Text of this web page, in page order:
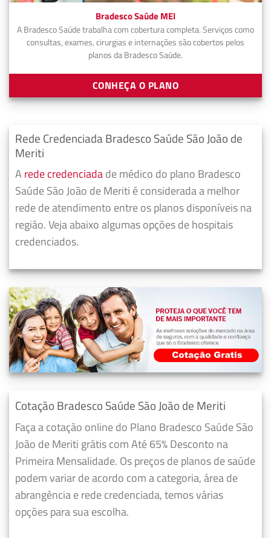
Bradesco Saúde MEI
A Bradesco Saúde trabalha com cobertura completa. Serviços como
consultas, exames, cirurgias e internações são cobertos pelos
planos da Bradesco Saúde.
CONHEÇA O PLANO
Rede Credenciada Bradesco Saúde São João de
Meriti
A rede credenciadade médico do plano Bradesco
Saúde São João de Meriti é considerada a melhor
rede de atendimento entre os planos disponíveis na
região. Veja abaixo algumas opções de hospitais
credenciados.
Cotação Bradesco Saúde São João de Meriti
Faça a cotação online do Plano Bradesco Saúde São
João de Meriti grátis com Até 65% Desconto na
Primeira Mensalidade. Os preços de planos de saúde
podem variar de acordo com a categoria, área de
abrangência e rede credenciada, temos várias
opções para sua escolha.